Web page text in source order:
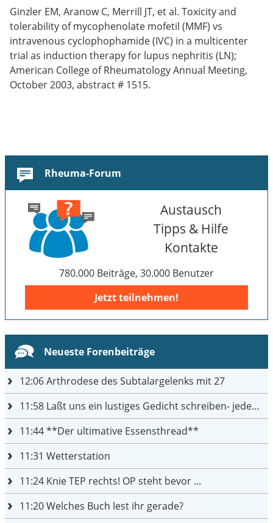
Ginzler EM, Aranow C, Merrill JT, et al. Toxicity and
tolerability of mycophenolate mofetil (MMF) vs
intravenous cyclophophamide (IVC) in a multicenter
trial as induction therapy for lupus nephritis (LN);
American College of Rheumatology Annual Meeting,
October 2003, abstract # 1515.
Rheuma-Forum
Austausch
Tipps & Hilfe
Kontakte
780.000 Beiträge, 30.000 Benutzer
Jetzt teilnehmen!
Neueste Forenbeiträge
12:06Arthrodese des Subtalargelenks mit 27
11:58 Laßt uns ein lustiges Gedicht schreiben- jeder einen Satz
11:44**Der ultimative Essensthread**
11:31 Wetterstation
11:24 Knie TEP rechts! OP steht bevor ...
11:20Welches Buch lest ihr gerade?